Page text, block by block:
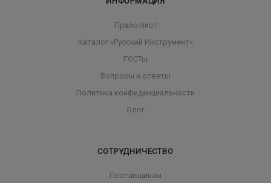
Прайс-лист
Каталог «Русский Инструмент»
ГОСТы
Вопросы и ответы
Политика конфиденциальности
Блог
СОТРУДНИЧЕСТВО
Поставщикам